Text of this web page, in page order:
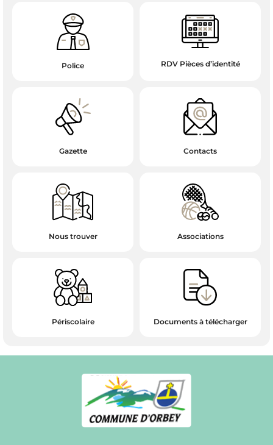
Police RDV Pièces d’identité
Gazette Contacts
Nous trouver Associations
Périscolaire Documents à télécharger